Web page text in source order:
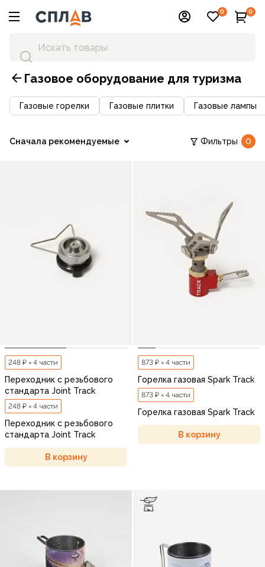
0 0
Газовое оборудование для туризма
Газовые горелки Газовые плитки Газовые лампы
Сначала рекомендуемые Фильтры 0
248 ₽ × 4 части
Переходник с резьбового
стандарта Joint Track
248 ₽ × 4 части
Переходник с резьбового
стандарта Joint Track
В корзину
873 ₽ × 4 части
Горелка газовая Spark Track
873 ₽ × 4 части
Горелка газовая Spark Track
В корзину